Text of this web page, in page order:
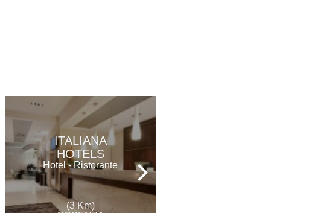
ITALIANA
HOTELS
Hotel - Ristorante
(3 Km)